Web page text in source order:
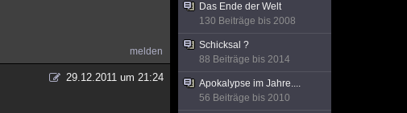
melden
29.12.2011 um 21:24
Das Ende der Welt
130 Beiträge bis 2008
Schicksal ?
88 Beiträge bis 2014
Apokalypse im Jahre....
56 Beiträge bis 2010